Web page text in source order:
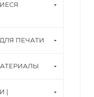
ПЕЧАТИ
|